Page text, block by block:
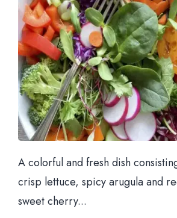
A colorful and fresh dish
crisp lettuce, spicy arugula and
sweet cherry...